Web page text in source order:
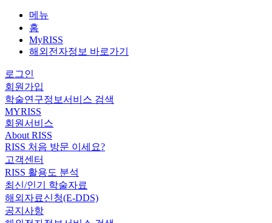
메뉴
홈
MyRISS
해외전자정보 바로가기
로그인
회원가입
학술연구정보서비스 검색
MYRISS
회원서비스
About RISS
RISS 처음 방문 이세요?
고객센터
RISS 활용도 분석
최신/인기 학술자료
해외자료신청(E-DDS)
공지사항